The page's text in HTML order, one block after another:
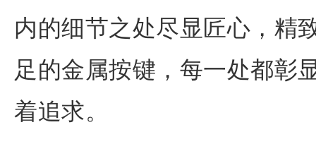
内的细节之处尽显匠心，精
足的金属按键，每一处都彰
着追求。